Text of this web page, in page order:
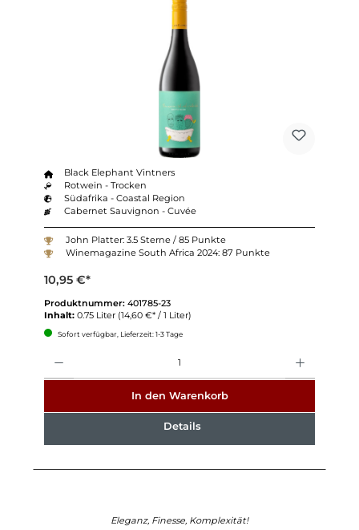
Black Elephant Vintners
Rotwein - Trocken
Südafrika - Coastal Region
Cabernet Sauvignon - Cuvée
John Platter: 3.5 Sterne / 85 Punkte
Winemagazine South Africa 2024: 87 Punkte
10,95 €*
Produktnummer: 401785-23
Inhalt: 0.75 Liter (14,60 €* / 1 Liter)
Sofort verfügbar, Lieferzeit: 1-3 Tage
In den Warenkorb
Details
Eleganz, Finesse, Komplexität!